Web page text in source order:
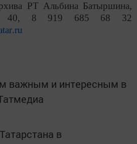
РТ Альбина Батыршина,
40, 8 919 685 68 32
.ru
важным и интересным в
в